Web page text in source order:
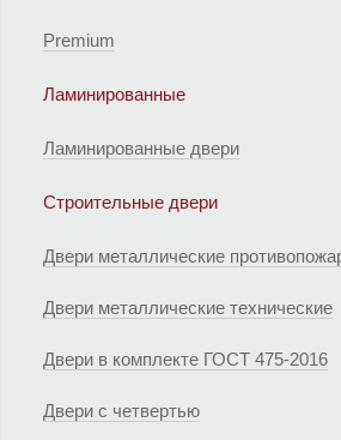
Premium
Ламинированные
Ламинированные двери
Строительные двери
Двери металлические
Двери металлические технические
Двери в комплекте ГОСТ 475-2016
Двери с четвертью